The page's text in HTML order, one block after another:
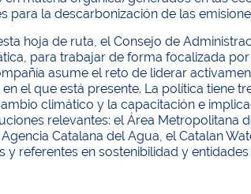
para la descarbonización de las
hoja de ruta, el Consejo de
para trabajar de forma focalizada
asume el reto de liderar
el que está presente. La política tiene
climático y la capacitación e
relevantes: el Área Metropolitana
Catalana del Agua, el Catalan
y referentes en sostenibilidad y